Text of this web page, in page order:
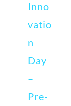
Inno
vatio
n
Day
–
Pre-